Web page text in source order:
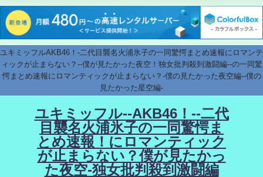
ユキミッフルAKB46！-二代目襲名火浦氷子の一同驚愕まとめ速報にロマンテ
ィックが止まらない？--僕が見たかった夜空！独女批判殺到激闘編--の一同驚
愕まとめ速報にロマンティックが止まらない？-僕の見たかった夜空編--僕の
見たかった星空編-
ユキミッフル--AKB46！--二代
目襲名火浦氷子の一同驚愕ま
とめ速報！にロマンティック
が止まらない？僕が見たかっ
た夜空-独女批判殺到激闘編